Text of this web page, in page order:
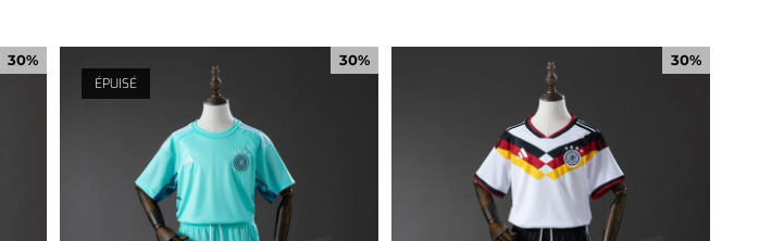
30%
30%
ÉPUISÉ
30%